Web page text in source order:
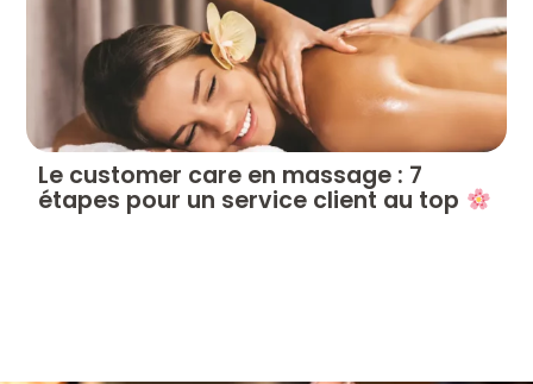
Le customer care en massage : 7
étapes pour un service client au top